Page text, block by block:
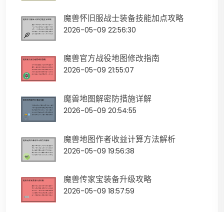
魔兽怀旧服战士装备技能加点攻略
2026-05-09 22:56:30
魔兽官方战役地图修改指南
2026-05-09 21:55:07
魔兽地图解密防措施详解
2026-05-09 20:54:55
魔兽地图作者收益计算方法解析
2026-05-09 19:56:38
魔兽传家宝装备升级攻略
2026-05-09 18:57:59